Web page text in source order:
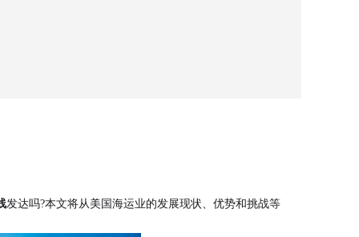
发达吗?本文将从美国海运业的发展现状、优势和挑战等